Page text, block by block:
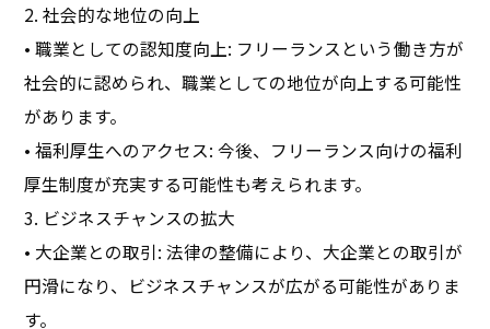
2. 社会的な地位の向上
• 職業としての認知度向上: フリーランスという働き方が
社会的に認められ、職業としての地位が向上する可能性
があります。
• 福利厚生へのアクセス: 今後、フリーランス向けの福利
厚生制度が充実する可能性も考えられます。
3. ビジネスチャンスの拡大
• 大企業との取引: 法律の整備により、大企業との取引が
円滑になり、ビジネスチャンスが広がる可能性がありま
す。